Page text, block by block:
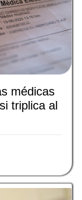
médicas
triplica al